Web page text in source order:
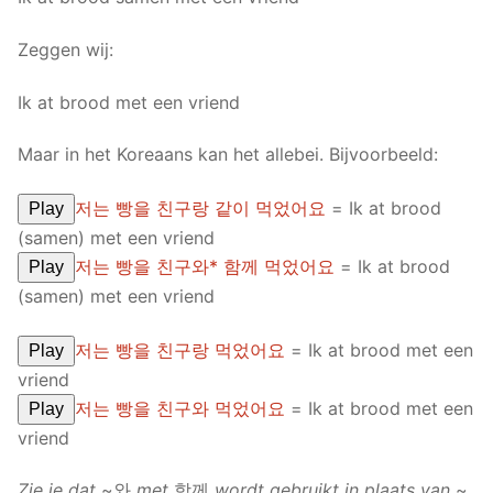
Zeggen wij:
Ik at brood met een vriend
Maar in het Koreaans kan het allebei. Bijvoorbeeld:
Play 저는 빵을 친구랑 같이 먹었어요 = Ik at brood
(samen) met een vriend
Play 저는 빵을 친구와* 함께 먹었어요 = Ik at brood
(samen) met een vriend
Play 저는 빵을 친구랑 먹었어요 = Ik at brood met een
vriend
Play 저는 빵을 친구와 먹었어요 = Ik at brood met een
vriend